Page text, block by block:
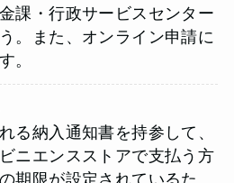
課・行政サービスセンター
。また、オンライン申請に
。
る納入通知書を持参して、
ニエンスストアで支払う方
期限が設定されているた